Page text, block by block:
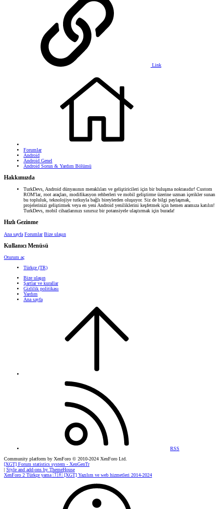
Link
Forumlar
Android
Android Genel
Android Sorun & Yardım Bölümü
Hakkımızda
TurkDevs, Android dünyasının meraklıları ve geliştiricileri için bir buluşma noktasıdır! Custom
ROM'lar, root araçları, modifikasyon rehberleri ve mobil geliştirme üzerine uzman içerikler sunan
bu topluluk, teknolojiye tutkuyla bağlı bireylerden oluşuyor. Siz de bilgi paylaşmak,
projelerinizi geliştirmek veya en yeni Android yeniliklerini keşfetmek için hemen aramıza katılın!
TurkDevs, mobil cihazlarınızı sınırsız bir potansiyele ulaştırmak için burada!
Hızlı Gezinme
Ana sayfa Forumlar Bize ulaşın
Kullanıcı Menüsü
Oturum aç
Türkçe (TR)
Bize ulaşın
Şartlar ve kurallar
Gizlilik politikası
Yardım
Ana sayfa
RSS
Community platform by XenForo © 2010-2024 XenForo Ltd.
[XGT] Forum statistics system - XenGenTr
| Style and add-ons by ThemeHouse
XenForo 2 Türkçe yama 🇹🇷 [XGT] Yazılım ve web hizmetleri 2014-2024